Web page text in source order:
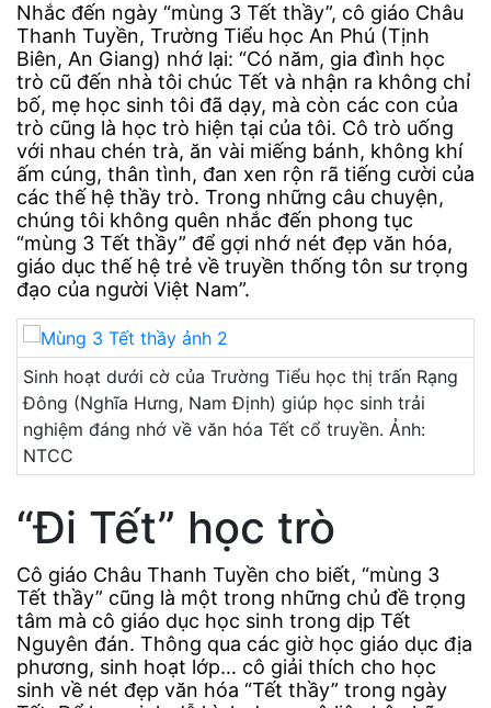
Nhắc đến ngày “mùng 3 Tết thầy”, cô giáo Châu
Thanh Tuyền, Trường Tiểu học An Phú (Tịnh
Biên, An Giang) nhớ lại: “Có năm, gia đình học
trò cũ đến nhà tôi chúc Tết và nhận ra không chỉ
bố, mẹ học sinh tôi đã dạy, mà còn các con của
trò cũng là học trò hiện tại của tôi. Cô trò uống
với nhau chén trà, ăn vài miếng bánh, không khí
ấm cúng, thân tình, đan xen rộn rã tiếng cười của
các thế hệ thầy trò. Trong những câu chuyện,
chúng tôi không quên nhắc đến phong tục
“mùng 3 Tết thầy” để gợi nhớ nét đẹp văn hóa,
giáo dục thế hệ trẻ về truyền thống tôn sư trọng
đạo của người Việt Nam”.
Sinh hoạt dưới cờ của Trường Tiểu học thị trấn Rạng
Đông (Nghĩa Hưng, Nam Định) giúp học sinh trải
nghiệm đáng nhớ về văn hóa Tết cổ truyền. Ảnh:
NTCC
“Đi Tết” học trò
Cô giáo Châu Thanh Tuyền cho biết, “mùng 3
Tết thầy” cũng là một trong những chủ đề trọng
tâm mà cô giáo dục học sinh trong dịp Tết
Nguyên đán. Thông qua các giờ học giáo dục địa
phương, sinh hoạt lớp… cô giải thích cho học
sinh về nét đẹp văn hóa “Tết thầy” trong ngày